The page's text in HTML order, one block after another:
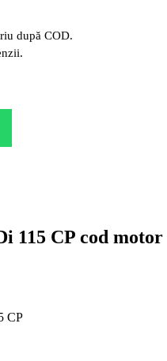
după COD.
115 CP cod motor
CP